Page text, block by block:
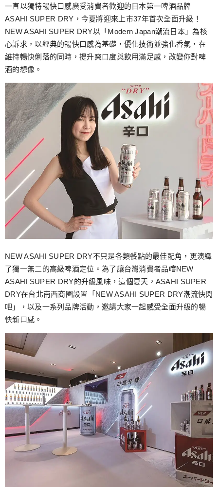
跳
至
主
要
內
容
一直以獨特暢快口感廣受消費者歡迎的日本第一啤酒品牌
ASAHI SUPER DRY，今夏將迎來上市37年首次全面升級！
NEW ASAHI SUPER DRY以「Modern Japan潮流日本」為核
心訴求，以經典的暢快口感為基礎，優化技術並強化香氣，在
維持暢快俐落的同時，提升爽口度與飲用滿足感，改變你對啤
酒的想像。
NEW ASAHI SUPER DRY不只是各類餐點的最佳配角，更演繹
了獨一無二的高級啤酒定位。為了讓台灣消費者品嚐NEW
ASAHI SUPER DRY的升級風味，這個夏天，ASAHI SUPER
DRY在台北南西商圈設置「NEW ASAHI SUPER DRY潮流快閃
吧」，以及一系列品牌活動，邀請大家一起感受全面升級的暢
快新口感。